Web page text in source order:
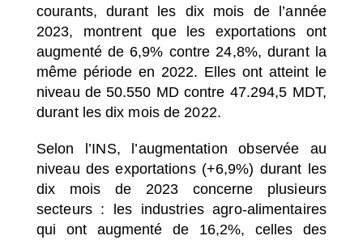
courants, durant les dix mois de l’année
2023, montrent que les exportations ont
augmenté de 6,9% contre 24,8%, durant la
même période en 2022. Elles ont atteint le
niveau de 50.550 MD contre 47.294,5 MDT,
durant les dix mois de 2022.
Selon l’INS, l’augmentation observée au
niveau des exportations (+6,9%) durant les
dix mois de 2023 concerne plusieurs
secteurs : les industries agro-alimentaires
qui ont augmenté de 16,2%, celles des